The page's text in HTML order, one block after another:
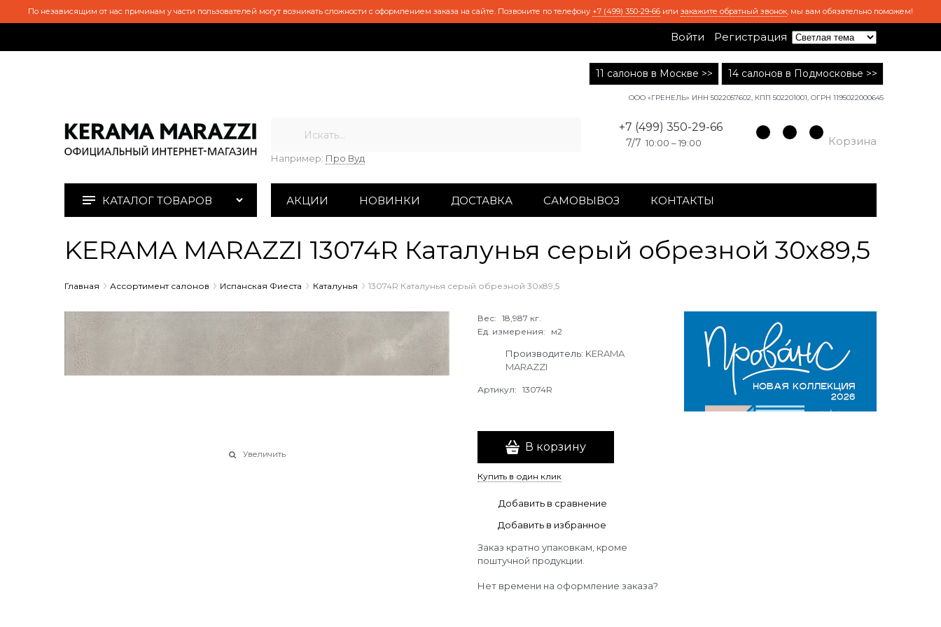
По независящим от нас причинам у части пользователей могут возникать сложности с оформлением заказа на сайте. Позвоните по телефону +7 (499) 350-29-66 или закажите обратный звонок, мы вам обязательно поможем!
Войти Регистрация
11 салонов в Москве >> 14 салонов в Подмосковье >>
ООО «ГРЕНЕЛЬ» ИНН 5022057602, КПП 502201001, ОГРН 1195022000645
Например: Про Вуд
+7 (499) 350-29-66
7/7 10:00 – 19:00 Корзина
КАТАЛОГ ТОВАРОВ АКЦИИ НОВИНКИ ДОСТАВКА САМОВЫВОЗ КОНТАКТЫ
KERAMA MARAZZI 13074R Каталунья серый обрезной 30х89,5
Главная Ассортимент салонов Испанская Фиеста Каталунья 13074R Каталунья серый обрезной 30х89,5
Увеличить
Вес: 18,987 кг.
Ед. измерения:
м2
Производитель: KERAMA
MARAZZI
Артикул: 13074R
В корзину
Купить в один клик
Добавить в сравнение
Добавить в избранное
Заказ кратно упаковкам, кроме
поштучной продукции.
Нет времени на оформление заказа?